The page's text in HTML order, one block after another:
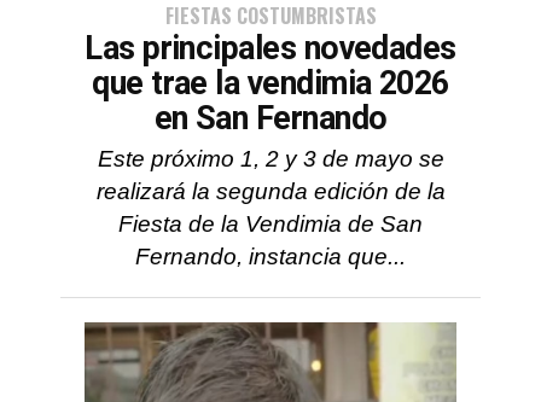
FIESTAS COSTUMBRISTAS
Las principales novedades
que trae la vendimia 2026
en San Fernando
Este próximo 1, 2 y 3 de mayo se
realizará la segunda edición de la
Fiesta de la Vendimia de San
Fernando, instancia que...